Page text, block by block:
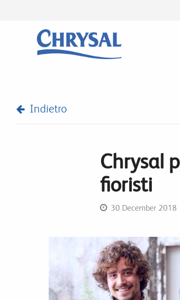
Indietro
Chrysal
fioristi
30 December 2018